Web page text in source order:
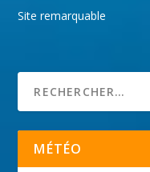
Site remarquable
MÉTÉO